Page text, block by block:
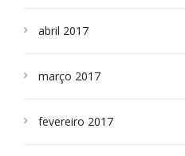
abril 2017
março 2017
fevereiro 2017